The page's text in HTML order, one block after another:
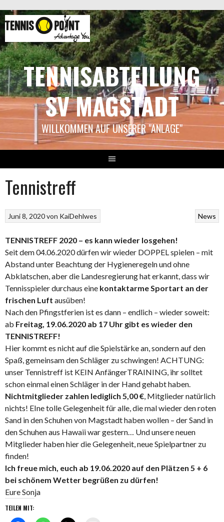
zum
Inhalt
TENNISABTEILUNG
SV MAGSTADT
WILLKOMMEN AUF UNSERER "ANLAGE"
Tennistreff
News
Juni 8, 2020von KaiDehlwes
TENNISTREFF 2020 – es kann wieder losgehen!
Seit dem 04.06.2020 dürfen wir wieder DOPPEL spielen – mit
Abstand unter Beachtung der Hygieneregeln und ohne
Abklatschen, aber die Landesregierung hat erkannt, dass wir
Tennisspieler durchaus eine kontaktarme Sportart an der
frischen Luft ausüben!
Nach den Pfingstferien ist es dann – endlich – wieder soweit:
ab Freitag, 19.06.2020 ab 17 Uhr gibt es wieder den
TENNISTREFF!
Hier kommt es nicht auf die Spielstärke an, sondern auf den
Spaß, gemeinsam den Schläger zu schwingen! ACHTUNG:
unser Tennistreff ist KEIN AnfängerTRAINING, ihr solltet
schon einmal einen Schläger in der Hand gehabt haben.
Nichtmitglieder zahlen lediglich 5,00 € , Mitglieder natürlich
nichts! EIne tolle Gelegenheit für alle, die mal wieder den roten
Sand in den Schuhen von Magstadt haben wollen – der Sand in
den Schuhen aus Hawaii war gestern… Und unsere neuen
Mitglieder haben hier die Gelegenheit, neue Spielpartner zu
finden!
Ich freue mich, euch ab 19.06.2020 auf den Plätzen 5 + 6
bei schönem Wetter begrüßen zu dürfen!
Eure Sonja
TEILEN MIT: